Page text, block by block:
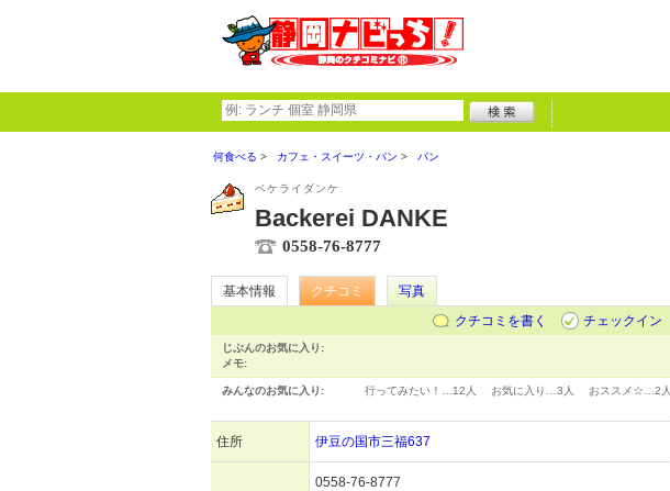
何食べる カフェ・スイーツ・パン パン
ベケライダンケ
Backerei DANKE
0558-76-8777
基本情報 クチコミ
写真
クチコミを書く
チェックイン
じぶんのお気に入り:
メモ:
みんなのお気に入り: 行ってみたい！… 12人 お気に入り… 3人 おススメ☆… 2人
住所 伊豆の国市三福637
0558-76-8777